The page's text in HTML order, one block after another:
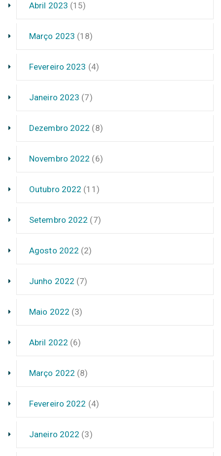
Abril 2023 (15)
Março 2023 (18)
Fevereiro 2023 (4)
Janeiro 2023 (7)
Dezembro 2022 (8)
Novembro 2022 (6)
Outubro 2022 (11)
Setembro 2022 (7)
Agosto 2022 (2)
Junho 2022 (7)
Maio 2022 (3)
Abril 2022 (6)
Março 2022 (8)
Fevereiro 2022 (4)
Janeiro 2022 (3)